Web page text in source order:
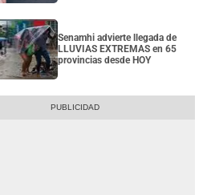
Senamhi advierte llegada de
LLUVIAS EXTREMAS en 65
provincias desde HOY